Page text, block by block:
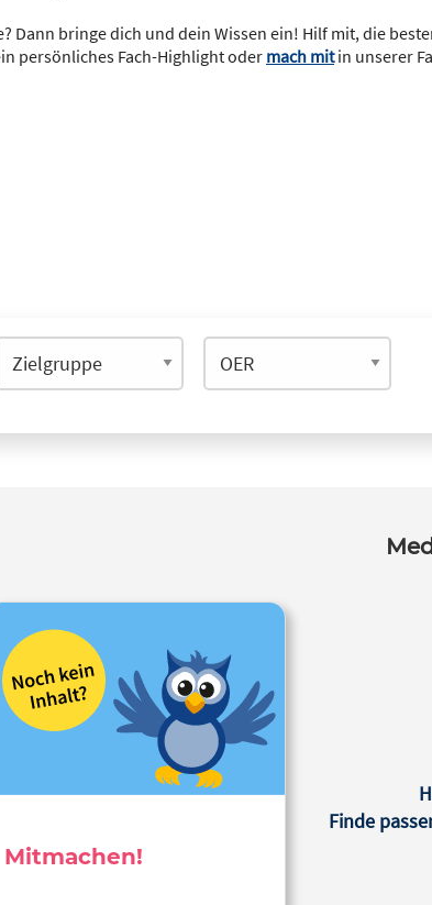
Dann bringe dich und dein Wissen ein! Hilf mit, die
persönliches Fach-Highlight oder mach mitin unserer
Mitmachen!
Finde